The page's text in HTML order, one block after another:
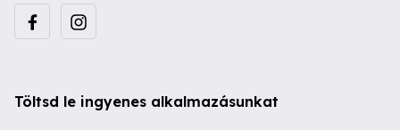
Töltsd le ingyenes alkalmazásunkat